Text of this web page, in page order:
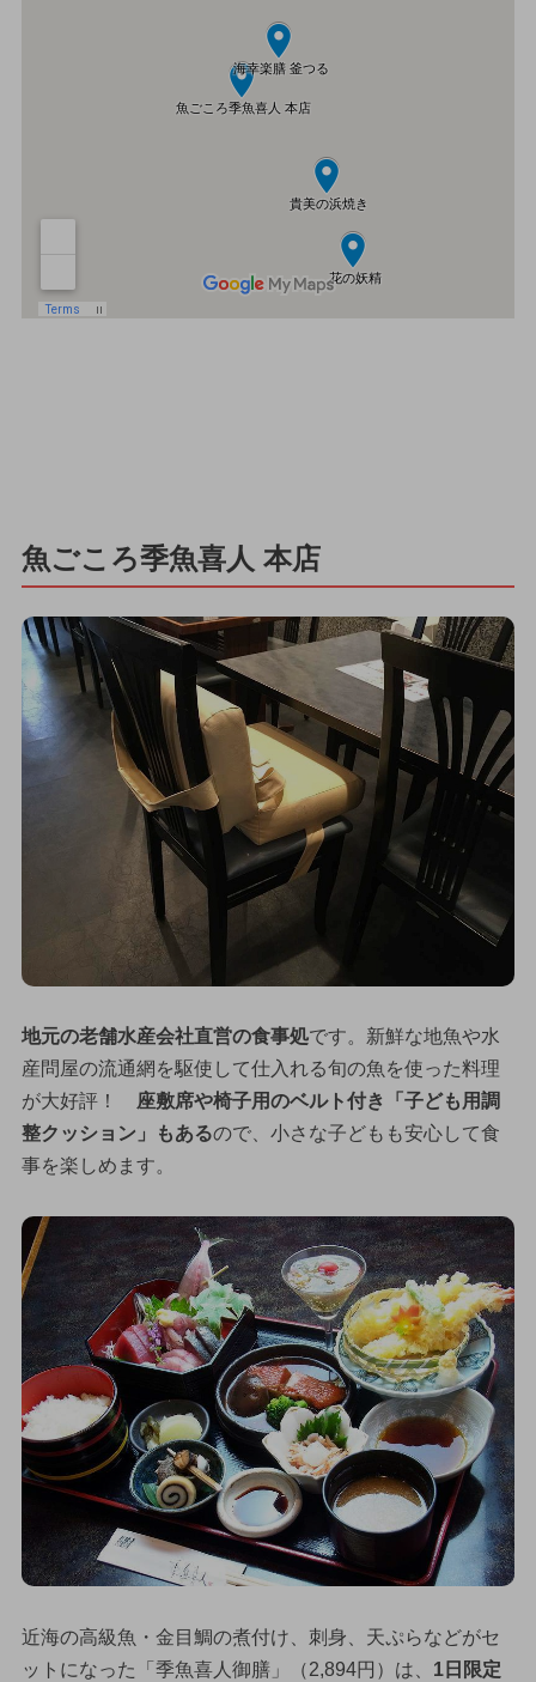
魚ごころ季魚喜人 本店
地元の老舗水産会社直営の食事処です。新鮮な地魚や水
産問屋の流通網を駆使して仕入れる旬の魚を使った料理
が大好評！ 座敷席や椅子用のベルト付き「子ども用調
整クッション」もあるので、小さな子どもも安心して食
事を楽しめます。
近海の高級魚・金目鯛の煮付け、刺身、天ぷらなどがセ
ットになった「季魚喜人御膳」（2,894円）は、 1日限定